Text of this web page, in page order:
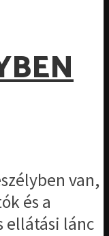
van,
és a
ellátási lánc